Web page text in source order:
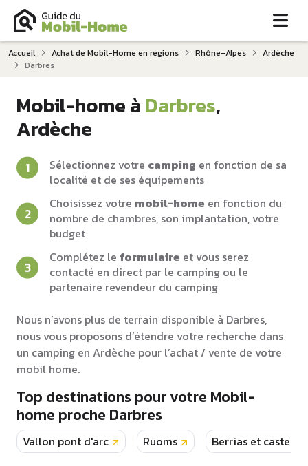
Accueil Achat de Mobil-Home en régions Rhône-Alpes
Ardèche
Darbres
Mobil-home àDarbres,
Ardèche
Sélectionnez votre camping en fonction de sa
localité et de ses équipements
Choisissez votre mobil-home en fonction du
nombre de chambres, son implantation, votre
budget
Complétez le formulaire et vous serez
contacté en direct par le camping ou le
partenaire revendeur du camping
Nous n’avons plus de terrain disponible à Darbres,
nous vous proposons d’étendre votre recherche dans
un camping en Ardèche pour l’achat / vente de votre
mobil home.
Top destinations pour votre Mobil-
home proche Darbres
Vallon pont d'arc Ruoms Berrias et casteljau